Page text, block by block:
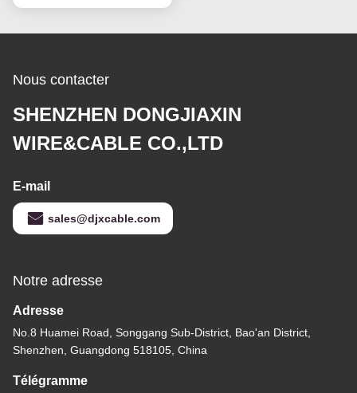
Nous contacter
SHENZHEN DONGJIAXIN
WIRE&CABLE CO.,LTD
E-mail
sales@djxcable.com
Notre adresse
Adresse
No.8 Huamei Road, Songgang Sub-District, Bao'an District,
Shenzhen, Guangdong 518105, China
Télégramme